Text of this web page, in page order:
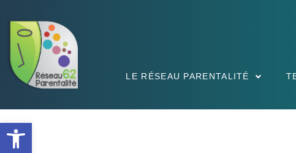
Ouvrir la barre d’outils
LE RÉSEAU PARENTALITÉ